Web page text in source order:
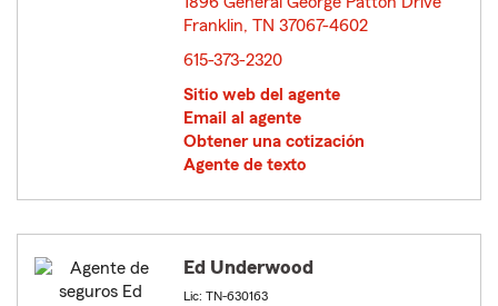
Franklin, TN 37067-4602
615-373-2320
Sitio web del agente
Email al agente
Obtener una cotización
Agente de texto
Ed Underwood
Lic: TN-630163